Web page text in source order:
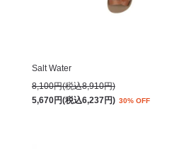
Salt Water
8,100円(税込8,910円)
5,670円(税込6,237円) 30% OFF